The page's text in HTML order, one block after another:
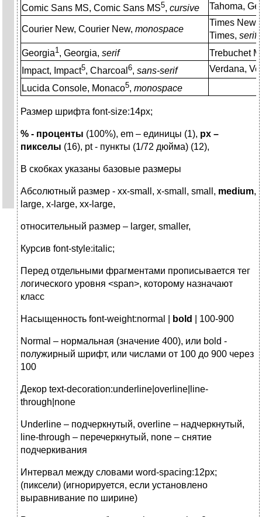
Comic Sans MS, Comic Sans MS5, cursive Tahoma,
Courier New, Courier New, monospace
Times New
Times, serif
Georgia1, Georgia, serif
Trebuchet
Impact, Impact5, Charcoal 6, sans-serif
Verdana,
Lucida Console, Monaco5, monospace
Размер шрифта font-size:14px;
% - проценты (100%), em – единицы (1), px –
пикселы (16), pt - пункты (1/72 дюйма) (12),
В скобках указаны базовые размеры
Абсолютный размер - xx-small, x-small, small, medium,
large, x-large, xx-large,
относительный размер – larger, smaller,
Курсив font-style:italic;
Перед отдельными фрагментами прописывается тег
логического уровня <span>, которому назначают
класс
Насыщенность font-weight:normal | bold | 100-900
Normal – нормальная (значение 400), или bold -
полужирный шрифт, или числами от 100 до 900 через
100
Декор text-decoration:underline|overline|line-
through|none
Underline – подчеркнутый, overline – надчеркнутый,
line-through – перечеркнутый, none – снятие
подчеркивания
Интервал между словами word-spacing:12px;
(пиксели) (игнорируется, если установлено
выравнивание по ширине)